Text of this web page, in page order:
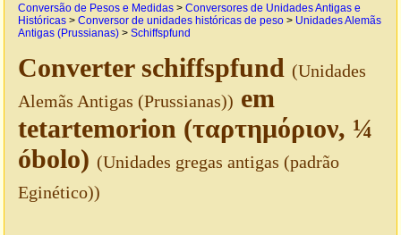
Conversão de Pesos e Medidas > Conversores de Unidades Antigas e
Históricas > Conversor de unidades históricas de peso > Unidades Alemãs
Antigas (Prussianas) > Schiffspfund
Converter schiffspfund (Unidades
Alemãs Antigas (Prussianas)) em
tetartemorion (ταρτημόριον, ¼
óbolo) (Unidades gregas antigas (padrão
Eginético))